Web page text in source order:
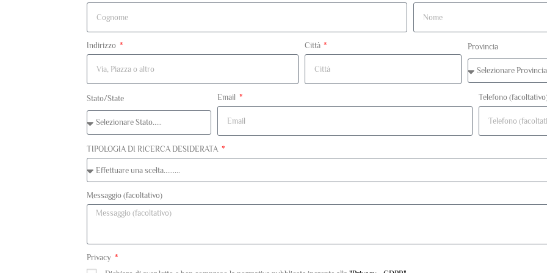
Indirizzo Città Provincia
Stato/State Email Telefono
TIPOLOGIA DI RICERCA DESIDERATA
Messaggio (facoltativo)
Privacy